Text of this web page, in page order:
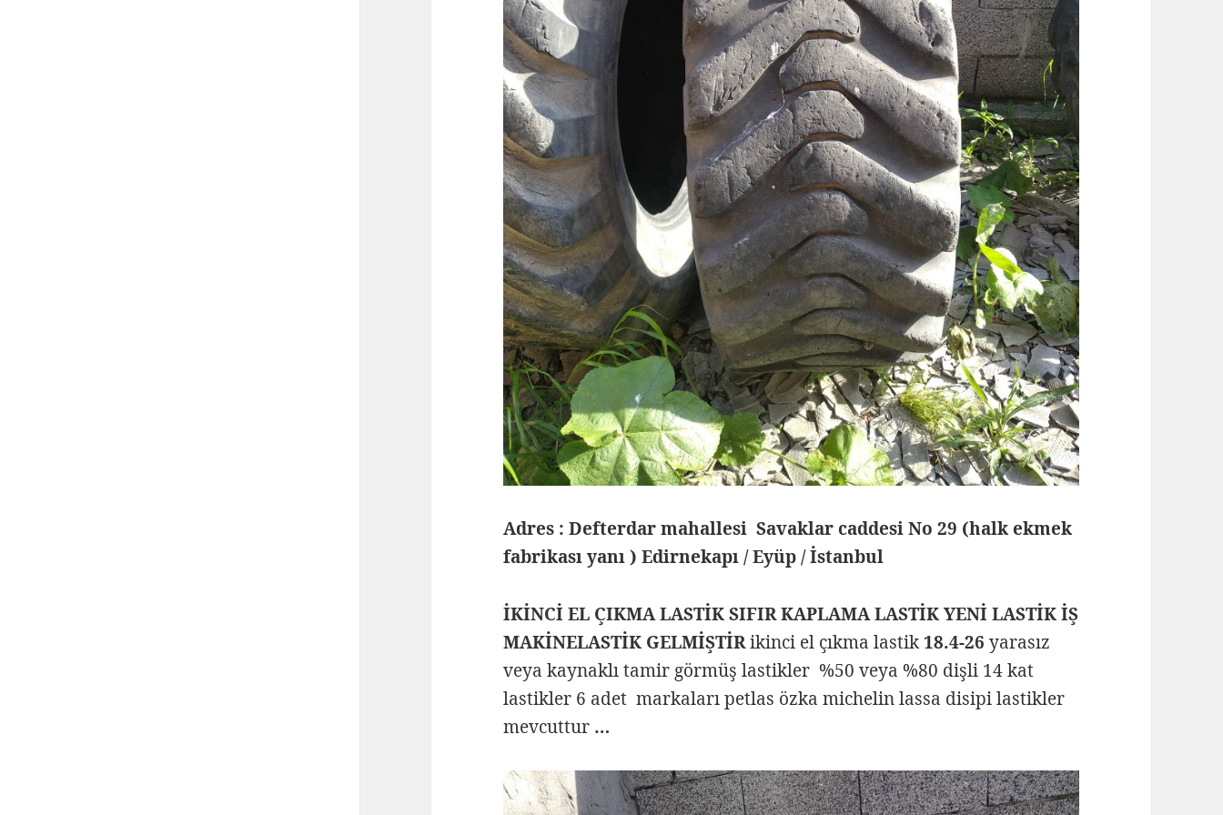
Adres : Defterdar mahallesi Savaklar caddesi No 29 (halk ekmek
fabrikası yanı ) Edirnekapı / Eyüp / İstanbul
İKİNCİ EL ÇIKMA LASTİK SIFIR KAPLAMA LASTİK YENİ LASTİK İŞ
MAKİNELASTİK GELMİŞTİRikinci el çıkma lastik18.4-26yarasız
veya kaynaklı tamir görmüş lastikler %50 veya %80 dişli 14 kat
lastikler 6 adet markaları petlas özka michelin lassa disipi lastikler
mevcuttur …